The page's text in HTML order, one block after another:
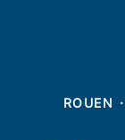
ROUEN ·